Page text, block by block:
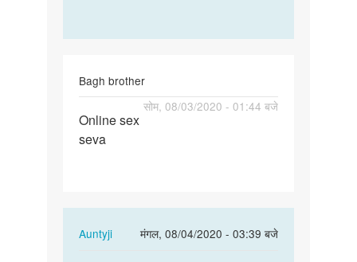
Bagh brother
सोम, 08/03/2020 - 01:44 बजे
Online
sex
Online sex
seva
Auntyji
मंगल, 08/04/2020 - 03:39 बजे
In